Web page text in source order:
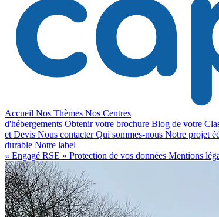
Accueil Nos Thèmes Nos Centres
d'hébergements Obtenir votre brochure Blog de votre
et Devis Nous contacter Qui sommes-nous Notre projet
durable Notre label
« Engagé RSE » Protection de vos données Mentions